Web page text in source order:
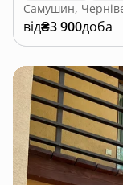
Самушин,
від₴3 900доба